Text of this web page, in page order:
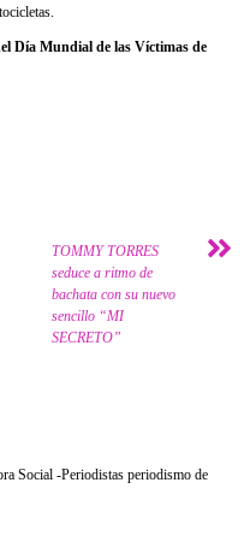
Día Mundial de las Víctimas de
TOMMY TORRES
seduce a ritmo de
bachata con su nuevo
sencillo “MI
SECRETO”
Social -Periodistas periodismo de